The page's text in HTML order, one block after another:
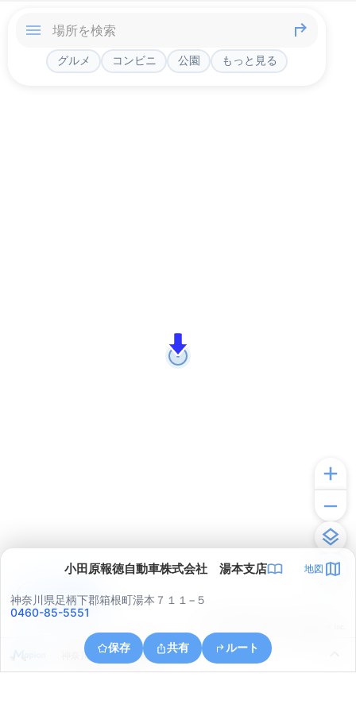
グルメ コンビニ 公園 もっと見る
小田原報徳自動車株式会社 湯本支店 地図
神奈川県足柄下郡箱根町湯本７１１−５
0460-85-5551
保存 共有 ルート
神奈川県小田原市米神
アプリで見る